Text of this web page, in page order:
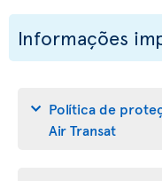
Informações
Política de
Air Transat